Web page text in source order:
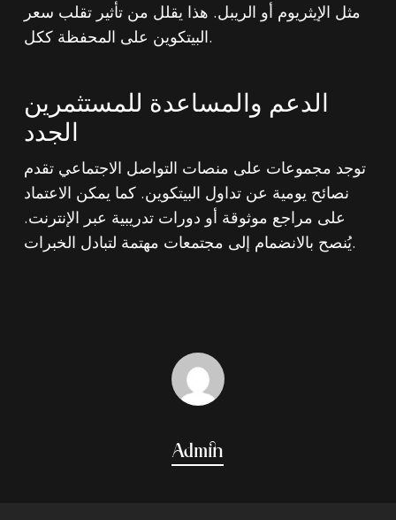
مثل الإيثريوم أو الريبل. هذا يقلل من تأثير تقلب سعر
البيتكوين على المحفظة ككل.
الدعم والمساعدة للمستثمرين
الجدد
توجد مجموعات على منصات التواصل الاجتماعي تقدم
نصائح يومية عن تداول البيتكوين. كما يمكن الاعتماد
على مراجع موثوقة أو دورات تدريبية عبر الإنترنت.
يُنصح بالانضمام إلى مجتمعات مهتمة لتبادل الخبرات.
Admin